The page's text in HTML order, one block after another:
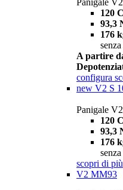
Panigale
120
93,3
176
A partire
configura
new V2 S
Panigale
120
93,3
176
scopri di più
V2 MM93